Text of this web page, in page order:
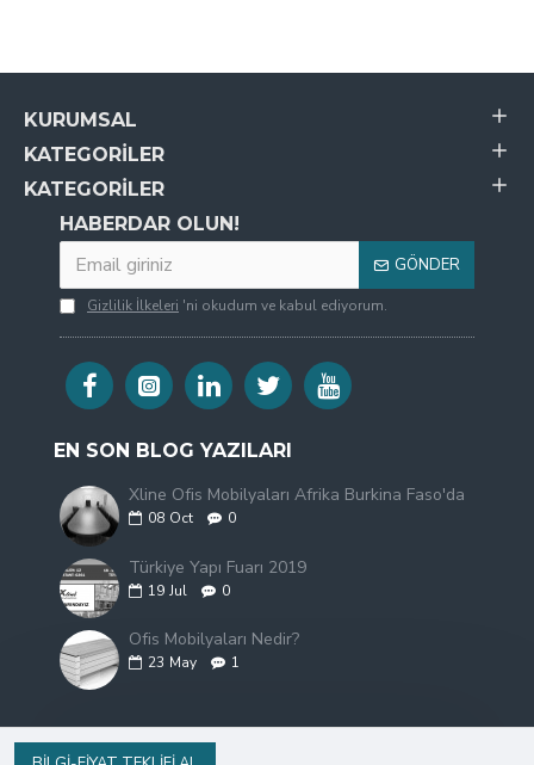
KURUMSAL
KATEGORILER
KATEGORILER
HABERDAR OLUN!
GÖNDER
Gizlilik İlkeleri 'ni okudum ve kabul ediyorum.
EN SON BLOG YAZILARI
Xline Ofis Mobilyaları Afrika Burkina Faso'da
08 Oct 0
Türkiye Yapı Fuarı 2019
19 Jul 0
Ofis Mobilyaları Nedir?
23 May 1